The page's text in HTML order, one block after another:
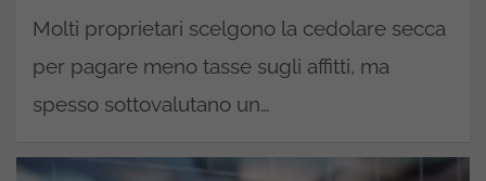
Molti proprietari scelgono la cedolare secca
per pagare meno tasse sugli affitti, ma
spesso sottovalutano un…